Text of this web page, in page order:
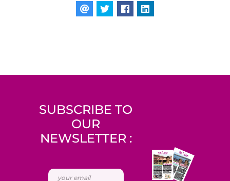
SUBSCRIBE TO
OUR
NEWSLETTER :